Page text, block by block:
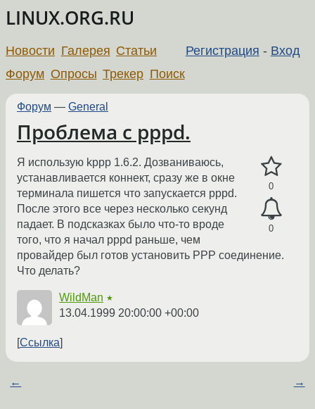
LINUX.ORG.RU
Регистрация - Вход
Новости Галерея Статьи
Форум Опросы Трекер Поиск
Форум — General
Проблема с pppd.
0
0
Я использую kppp 1.6.2. Дозваниваюсь,
устанавливается коннект, сразу же в окне
терминала пишется что запускается pppd.
После этого все через несколько секунд
падает. В подсказках было что-то вроде
того, что я начал pppd раньше, чем
провайдер был готов установить PPP соединение.
Что делать?
WildMan ★
13.04.1999 20:00:00 +00:00
Ссылка
← →